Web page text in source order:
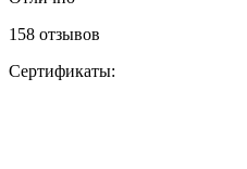
158 отзывов
Сертификаты: